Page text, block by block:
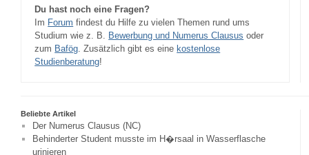
Du hast noch eine Fragen?
Im Forum findest du Hilfe zu vielen Themen rund ums
Studium wie z. B. Bewerbung und Numerus Clausus oder
zum Bafög. Zusätzlich gibt es eine kostenlose
Studienberatung!
Beliebte Artikel
Der Numerus Clausus (NC)
Behinderter Student musste im H�rsaal in Wasserflasche
urinieren